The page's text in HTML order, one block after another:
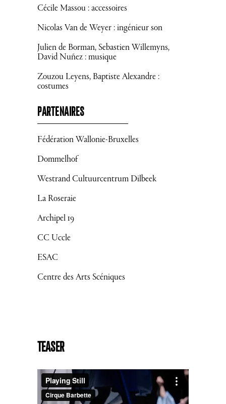
Cécile Massou : accessoires
Nicolas Van de Weyer : ingénieur son
Julien de Borman, Sebastien Willemyns,
David Nuñez : musique
Zouzou Leyens, Baptiste Alexandre :
costumes
PARTENAIRES
Fédération Wallonie-Bruxelles
Dommelhof
Westrand Cultuurcentrum Dilbeek
La Roseraie
Archipel 19
CC Uccle
ESAC
Centre des Arts Scéniques
TEASER